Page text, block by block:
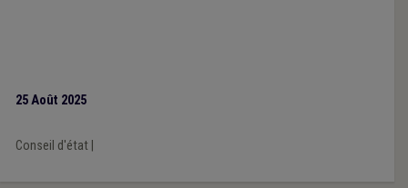
25 Août 2025
Conseil d'état|